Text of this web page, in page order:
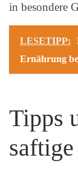
in besondere
LESETIPP:
Ernährung
Tipps